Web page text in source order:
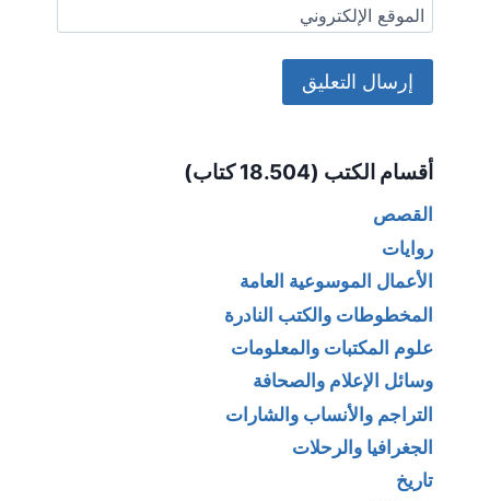
الموقع الإلكتروني
أقسام الكتب (18.504 كتاب)
القصص
روايات
الأعمال الموسوعية العامة
المخطوطات والكتب النادرة
علوم المكتبات والمعلومات
وسائل الإعلام والصحافة
التراجم والأنساب والشارات
الجغرافيا والرحلات
تاريخ